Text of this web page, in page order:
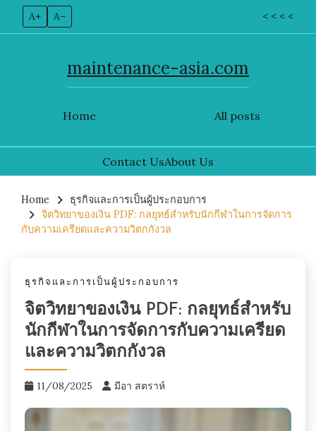
A+ A– < < < <
Home
maintenance-asia.com
All posts
Contact UsAbout Us
content
Home
ธุรกิจและการเป็นผู้ประกอบการ
จิตวิทยาของเงิน PDF: กลยุทธ์สำหรับนักกีฬาในการจัดการ
กับความเครียดและความวิตกกังวล
ธุรกิจและการเป็นผู้ประกอบการ
จิตวิทยาของเงิน PDF: กลยุทธ์สำหรับ
นักกีฬาในการจัดการกับความเครียด
และความวิตกกังวล
11/08/2025 มีอา สตราห์